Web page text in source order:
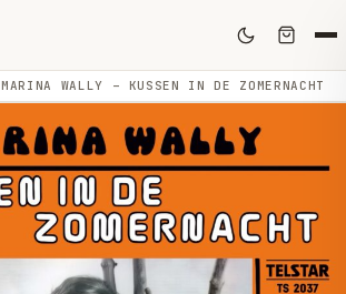
MARINA WALLY – KUSSEN IN DE ZOMERNACHT